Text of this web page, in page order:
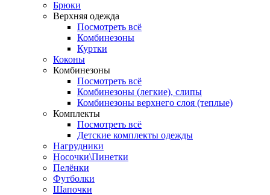
Брюки
Верхняя одежда
Посмотреть всё
Комбинезоны
Куртки
Коконы
Комбинезоны
Посмотреть всё
Комбинезоны (легкие), слипы
Комбинезоны верхнего слоя (теплые)
Комплекты
Посмотреть всё
Детские комплекты одежды
Нагрудники
Носочки\Пинетки
Пелёнки
Футболки
Шапочки